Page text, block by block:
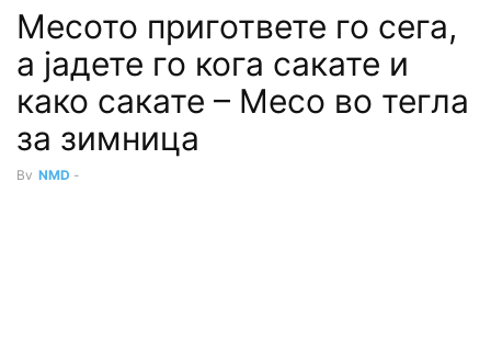
Месото пригответе го сега,
а јадете го кога сакате и
како сакате – Месо во тегла
за зимница
By NMD -